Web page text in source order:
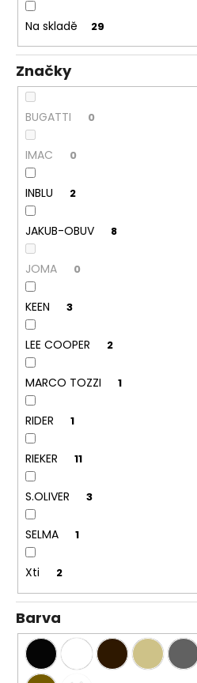
k
ů
Na skladě 29
Značky
BUGATTI 0
IMAC 0
INBLU 2
JAKUB-OBUV 8
JOMA 0
KEEN 3
LEE COOPER 2
MARCO TOZZI 1
RIDER 1
RIEKER 11
S.OLIVER 3
SELMA 1
Xti 2
Barva
a
j
í
t
?
D
p
o
u
u
m
KORKOVÝ
NAZOUVÁK
JEDNOPÁSKOVÝ
215201
KORKÁČ
599
Kč
Původně:
699
Kč